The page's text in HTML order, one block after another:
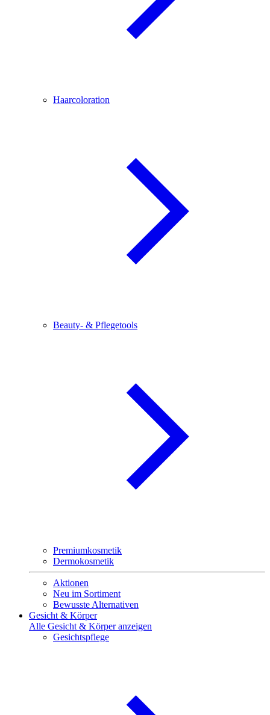
Haarcoloration
Beauty- & Pflegetools
Premiumkosmetik
Dermokosmetik
Aktionen
Neu im Sortiment
Bewusste Alternativen
Gesicht & Körper
Alle Gesicht & Körper anzeigen
Gesichtspflege